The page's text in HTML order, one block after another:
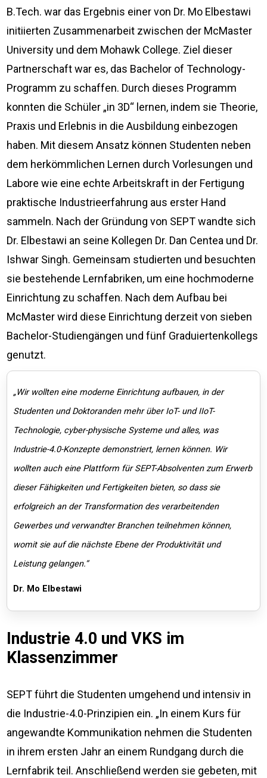
B.Tech. war das Ergebnis einer von Dr. Mo Elbestawi
initiierten Zusammenarbeit zwischen der McMaster
University und dem Mohawk College. Ziel dieser
Partnerschaft war es, das Bachelor of Technology-
Programm zu schaffen. Durch dieses Programm
konnten die Schüler „in 3D“ lernen, indem sie Theorie,
Praxis und Erlebnis in die Ausbildung einbezogen
haben. Mit diesem Ansatz können Studenten neben
dem herkömmlichen Lernen durch Vorlesungen und
Labore wie eine echte Arbeitskraft in der Fertigung
praktische Industrieerfahrung aus erster Hand
sammeln. Nach der Gründung von SEPT wandte sich
Dr. Elbestawi an seine Kollegen Dr. Dan Centea und Dr.
Ishwar Singh. Gemeinsam studierten und besuchten
sie bestehende Lernfabriken, um eine hochmoderne
Einrichtung zu schaffen. Nach dem Aufbau bei
McMaster wird diese Einrichtung derzeit von sieben
Bachelor-Studiengängen und fünf Graduiertenkollegs
genutzt.
„Wir wollten eine moderne Einrichtung aufbauen, in der
Studenten und Doktoranden mehr über IoT- und IIoT-
Technologie, cyber-physische Systeme und alles, was
Industrie-4.0-Konzepte demonstriert, lernen können. Wir
wollten auch eine Plattform für SEPT-Absolventen zum Erwerb
dieser Fähigkeiten und Fertigkeiten bieten, so dass sie
erfolgreich an der Transformation des verarbeitenden
Gewerbes und verwandter Branchen teilnehmen können,
womit sie auf die nächste Ebene der Produktivität und
Leistung gelangen.“
Dr. Mo Elbestawi
Industrie 4.0 und VKS im
Klassenzimmer
SEPT führt die Studenten umgehend und intensiv in
die Industrie-4.0-Prinzipien ein. „In einem Kurs für
angewandte Kommunikation nehmen die Studenten
in ihrem ersten Jahr an einem Rundgang durch die
Lernfabrik teil. Anschließend werden sie gebeten, mit